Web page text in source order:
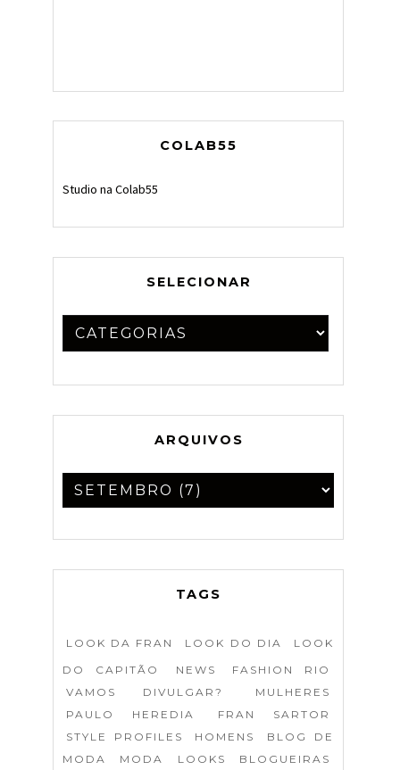
COLAB55
Studio na Colab55
SELECIONAR
ARQUIVOS
TAGS
LOOK DA FRAN LOOK DO DIA
LOOK
DO CAPITÃO
NEWS
FASHION RIO
VAMOS DIVULGAR?
MULHERES
PAULO HEREDIA
FRAN SARTOR
STYLE PROFILES
HOMENS
BLOG DE
MODA
MODA LOOKS
BLOGUEIRAS